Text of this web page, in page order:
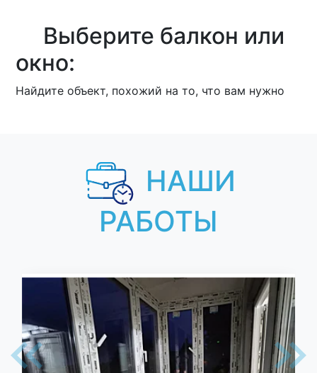
Выберите балкон или
окно:
Найдите объект, похожий на то, что вам нужно
НАШИ
РАБОТЫ